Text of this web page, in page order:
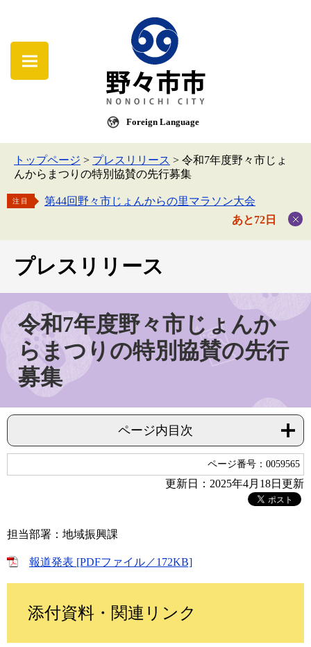
Foreign Language
トップページ > プレスリリース > 令和7年度野々市じょ
んからまつりの特別協賛の先行募集
注目
第44回野々市じょんからの里マラソン大会
あと72日
プレスリリース
令和7年度野々市じょんか
らまつりの特別協賛の先行
募集
ページ内目次
ページ番号：0059565
更新日：2025年4月18日更新
担当部署：地域振興課
報道発表 [PDFファイル／172KB]
添付資料・関連リンク